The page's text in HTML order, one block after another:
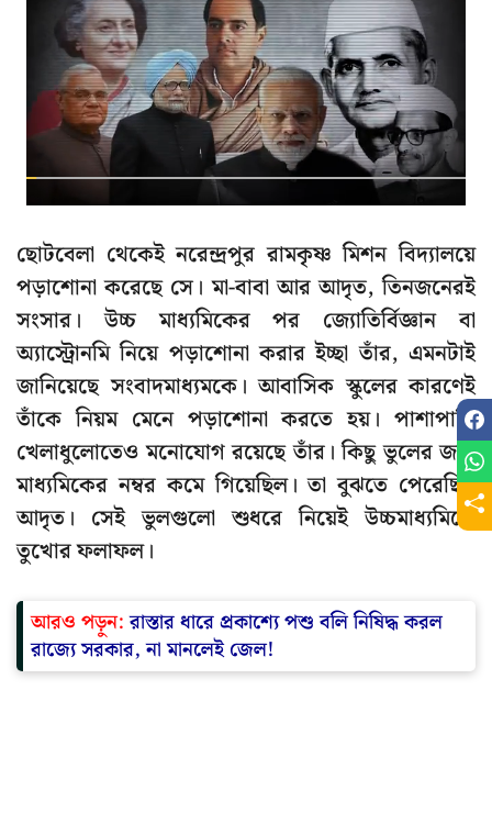
ছোটবেলা থেকেই নরেন্দ্রপুর রামকৃষ্ণ মিশন বিদ্যালয়ে
পড়াশোনা করেছে সে। মা-বাবা আর আদৃত, তিনজনেরই
সংসার। উচ্চ মাধ্যমিকের পর জ্যোতির্বিজ্ঞান বা
অ্যাস্ট্রোনমি নিয়ে পড়াশোনা করার ইচ্ছা তাঁর, এমনটাই
জানিয়েছে সংবাদমাধ্যমকে। আবাসিক স্কুলের কারণেই
তাঁকে নিয়ম মেনে পড়াশোনা করতে হয়। পাশাপাশি
খেলাধুলোতেও মনোযোগ রয়েছে তাঁর। কিছু ভুলের জন্য
মাধ্যমিকের নম্বর কমে গিয়েছিল। তা বুঝতে পেরেছিল
আদৃত। সেই ভুলগুলো শুধরে নিয়েই উচ্চমাধ্যমিকে
তুখোর ফলাফল।
আরও পড়ুন:রাস্তার ধারে প্রকাশ্যে পশু বলি নিষিদ্ধ করল
রাজ্যে সরকার, না মানলেই জেল!